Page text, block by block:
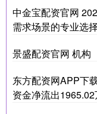
中金宝配资官网
需求场景的专业选择
景盛配资官网 机构
东方配资网APP下
资金净流出